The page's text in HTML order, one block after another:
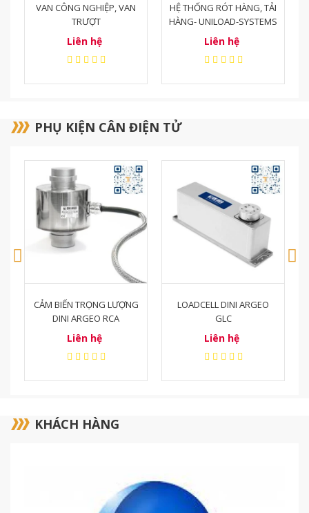
HỆ THỐNG RÓT HÀNG, TẢI
HÀNG- UNILOAD-SYSTEMS
Liên hệ
VAN TRƯỢT, CỬA TRƯỢT
CÔNG NGHIỆP
Liên hệ
PHỤ KIỆN CÂN ĐIỆN TỬ
LOADCELL DINI ARGEO
GLC
Liên hệ
MÁY IN OHAUS SF40A
Liên hệ
KHÁCH HÀNG